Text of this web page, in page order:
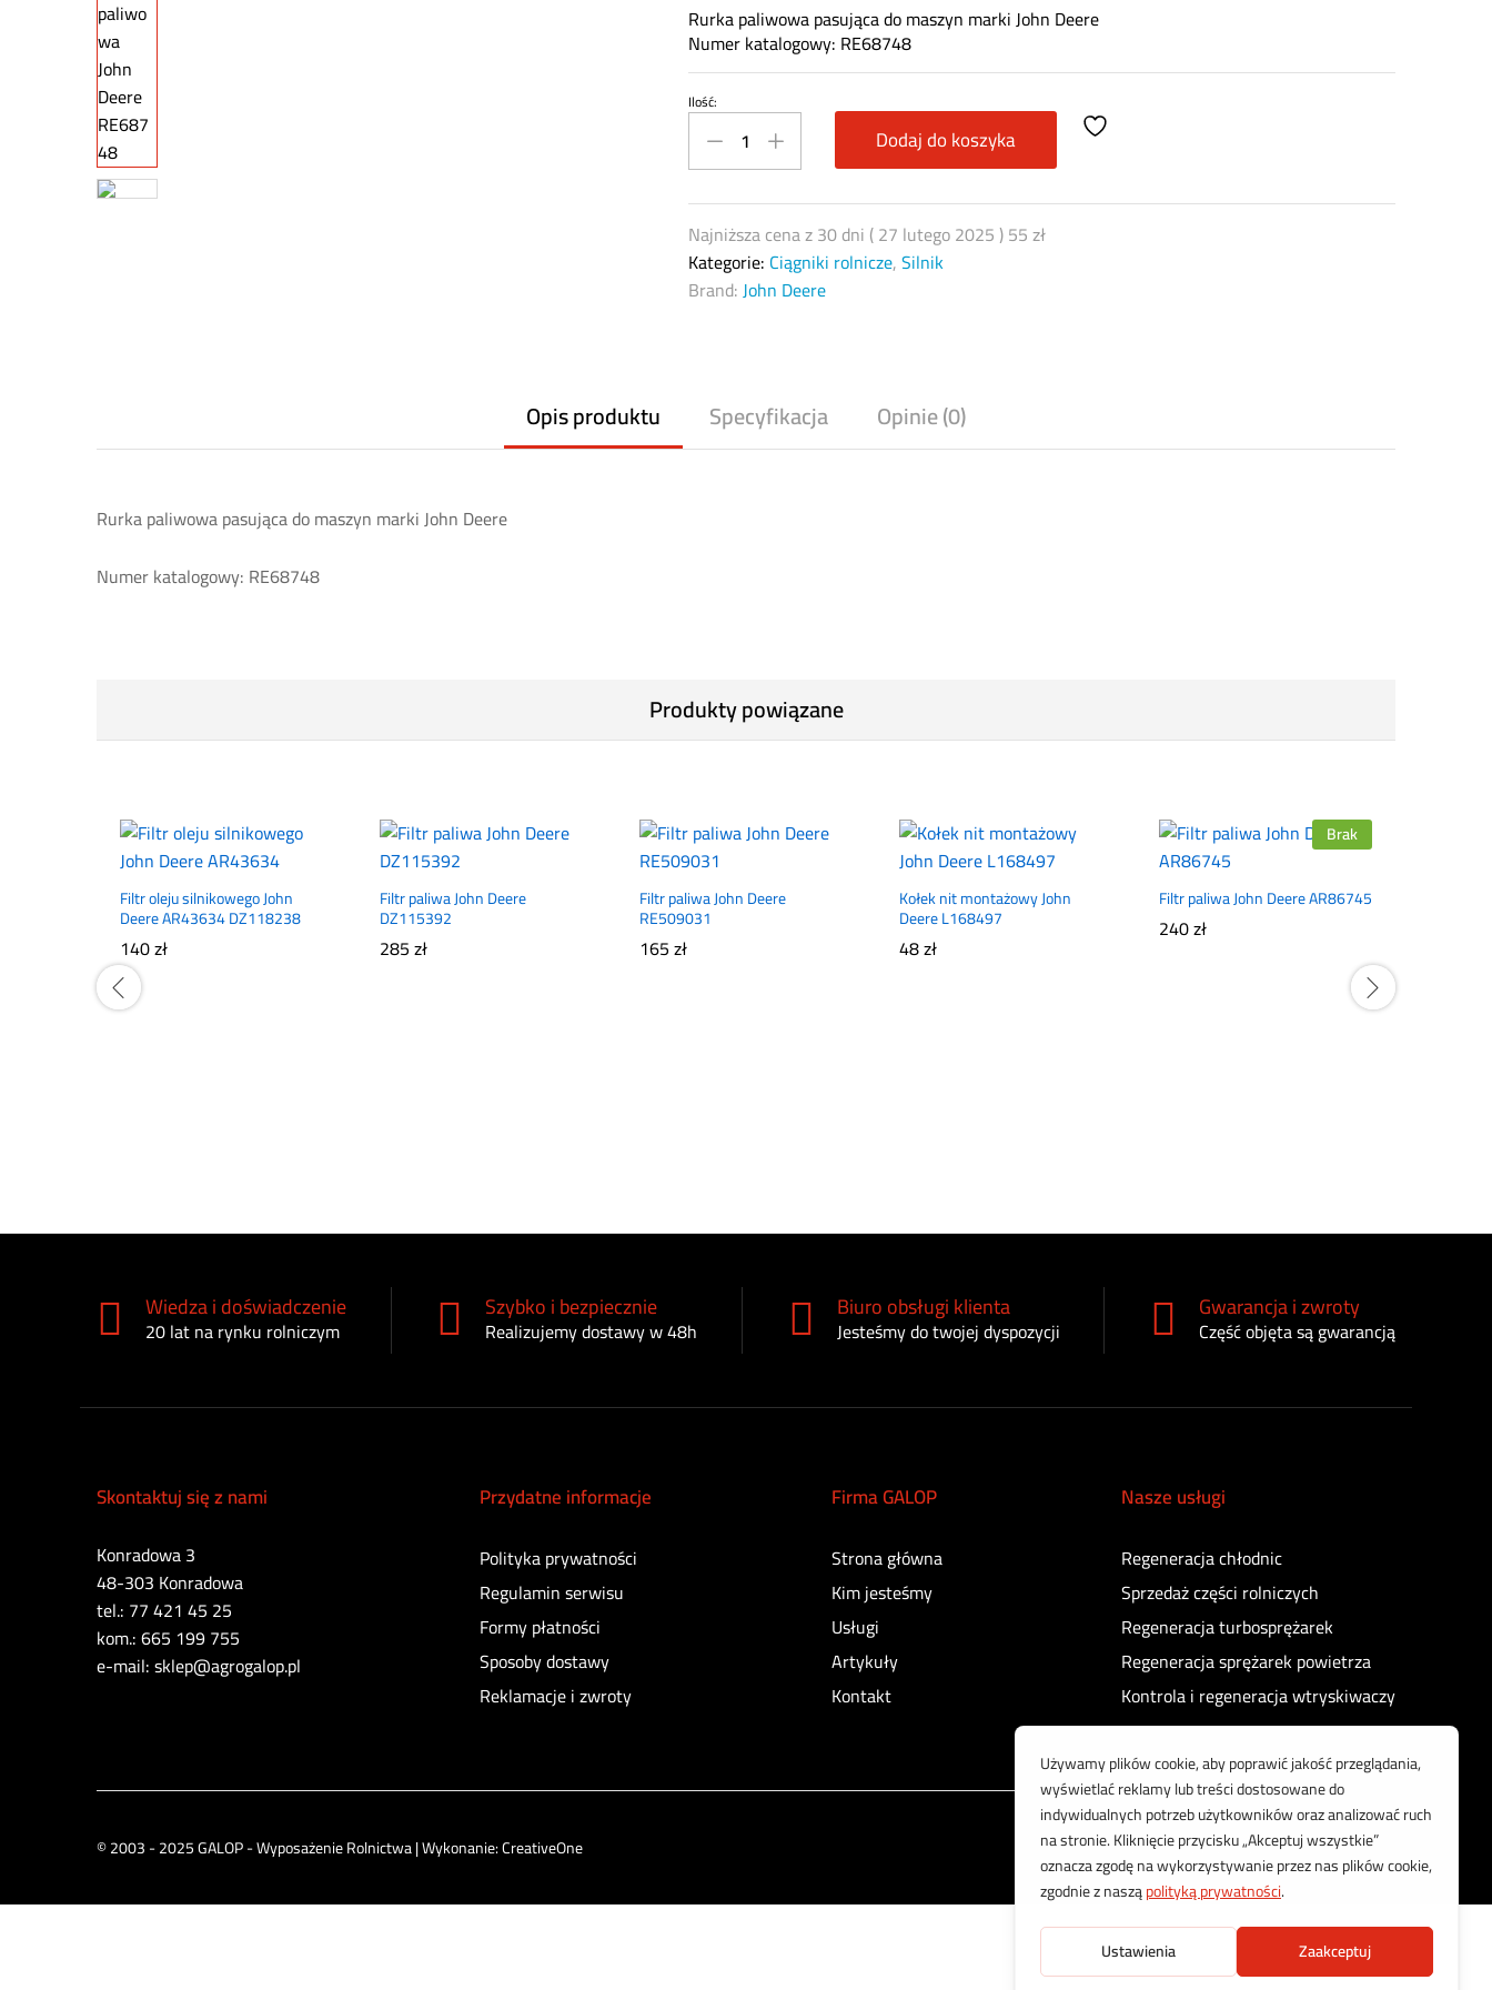
Rurka paliwowa pasująca do maszyn marki John Deere
Numer katalogowy: RE68748
Zestaw
rurka
paliwowa
RE68748
quantity
Ilość:
Dodaj do koszyka
Najniższa cena z 30 dni (27 lutego 2025)55zł
Kategorie: Ciągniki rolnicze,Silnik
Brand:John Deere
Opis produktu Specyfikacja Opinie (0)
Rurka paliwowa pasująca do maszyn marki John Deere
Numer katalogowy: RE68748
Produkty powiązane
Filtr oleju silnikowego John
Deere AR43634 DZ118238
140zł
Filtr paliwa John Deere
DZ115392
285zł
Filtr paliwa John Deere
RE509031
165zł
Kołek nit montażowy John
Deere L168497
48zł
Brak
Filtr paliwa John Deere AR86745
240zł
Wiedza i doświadczenie
20 lat na rynku rolniczym
Szybko i bezpiecznie
Realizujemy dostawy w 48h
Biuro obsługi klienta
Jesteśmy do twojej dyspozycji
Gwarancja i zwroty
Część objęta są gwarancją
Skontaktuj się z nami
Konradowa 3
48-303 Konradowa
tel.: 77 421 45 25
kom.: 665 199 755
e-mail: sklep@agrogalop.pl
Przydatne informacje
Polityka prywatności
Regulamin serwisu
Formy płatności
Sposoby dostawy
Reklamacje i zwroty
Firma GALOP
Strona główna
Kim jesteśmy
Usługi
Artykuły
Kontakt
Nasze usługi
Regeneracja chłodnic
Sprzedaż części rolniczych
Regeneracja turbosprężarek
Regeneracja sprężarek powietrza
Kontrola i regeneracja wtryskiwaczy
© 2003 - 2025 GALOP - Wyposażenie Rolnictwa | Wykonanie:CreativeOne Korzystamy z bezpiecznych płatności